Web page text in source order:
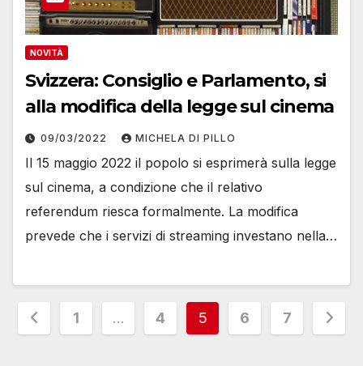
NOVITÀ
Svizzera: Consiglio e Parlamento, si
alla modifica della legge sul cinema
09/03/2022 MICHELA DI PILLO
Il 15 maggio 2022 il popolo si esprimerà sulla legge
sul cinema, a condizione che il relativo
referendum riesca formalmente. La modifica
prevede che i servizi di streaming investano nella…
Paginazione
1 … 4 5 6 7